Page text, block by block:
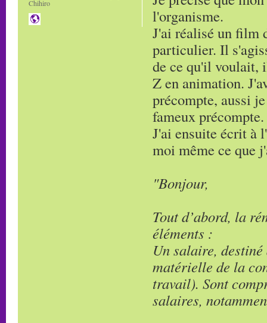
l'organisme.
J'ai réalisé un film
particulier. Il
de ce qu'il voulait,
Z en animation.
précompte, aussi
fameux précompte.
J'ai ensuite écrit à
moi même ce que
"Bonjour,
Tout d’abord, la
éléments :
Un salaire,
matérielle de la
travail). Sont
salaires,
Chihiro